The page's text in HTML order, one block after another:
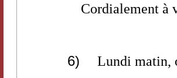
Cordialement à
6)
Lundi matin,